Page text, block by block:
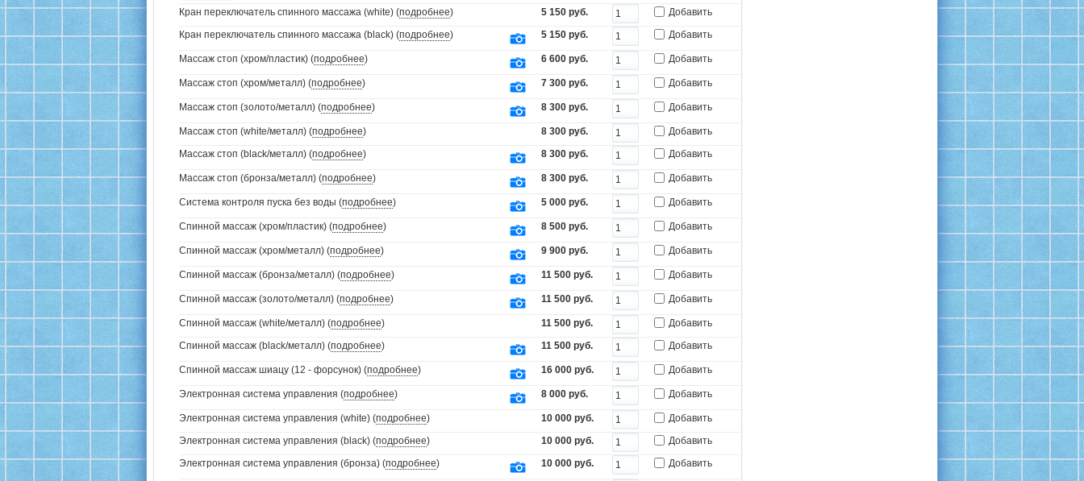
Кран переключатель спинного массажа (white) (подробнее) 5 150 руб.
Добавить
Кран переключатель спинного массажа (black) (подробнее) 5 150 руб. Добавить
Массаж стоп (хром/пластик) (подробнее) 6 600 руб. Добавить
Массаж стоп (хром/металл) (подробнее) 7 300 руб. Добавить
Массаж стоп (золото/металл) (подробнее) 8 300 руб. Добавить
Массаж стоп (white/металл) (подробнее) 8 300 руб.
Добавить
Массаж стоп (black/металл) (подробнее) 8 300 руб. Добавить
Массаж стоп (бронза/металл) (подробнее) 8 300 руб. Добавить
Система контроля пуска без воды (подробнее) 5 000 руб. Добавить
Спинной массаж (хром/пластик) (подробнее) 8 500 руб. Добавить
Спинной массаж (хром/металл) (подробнее) 9 900 руб. Добавить
Спинной массаж (бронза/металл) (подробнее) 11 500 руб. Добавить
Спинной массаж (золото/металл) (подробнее) 11 500 руб. Добавить
Спинной массаж (white/металл) (подробнее) 11 500 руб.
Добавить
Спинной массаж (black/металл) (подробнее) 11 500 руб. Добавить
Спинной массаж шиацу (12 - форсунок) (подробнее) 16 000 руб. Добавить
Электронная система управления (подробнее) 8 000 руб. Добавить
Электронная система управления (white) (подробнее) 10 000 руб.
Добавить
Электронная система управления (black) (подробнее) 10 000 руб.
Добавить
Электронная система управления (бронза) (подробнее) 10 000 руб. Добавить